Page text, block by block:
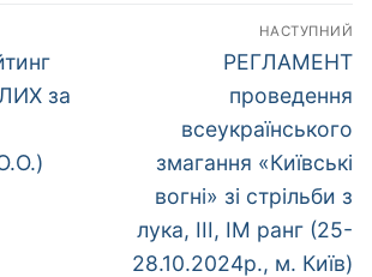
за
НАСТУПНИЙ
Наступний
запис:
РЕГЛАМЕНТ
проведення
всеукраїнського
змагання «Київські
вогні» зі стрільби з
лука, ІІІ, ІМ ранг (25-
28.10.2024р., м. Київ)